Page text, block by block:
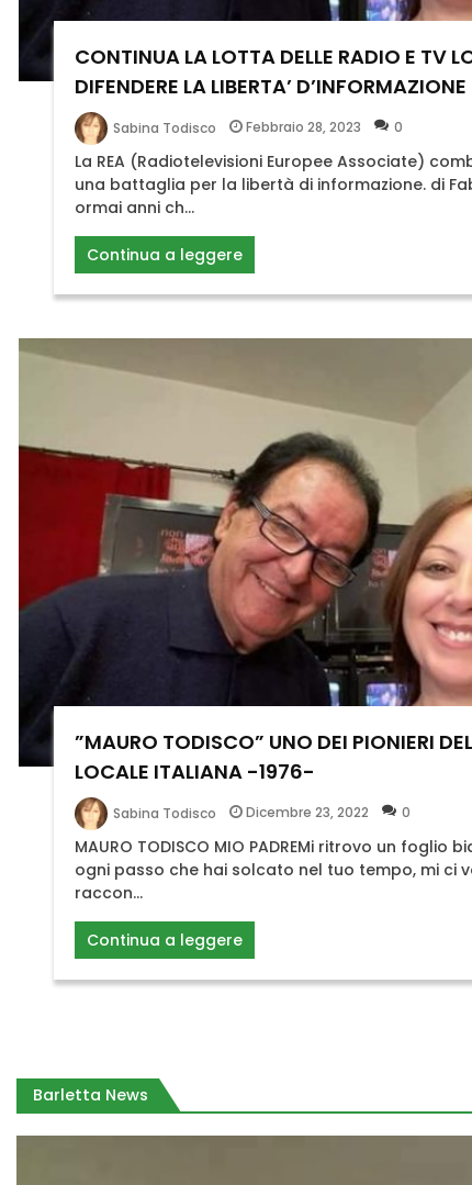
CONTINUA LA LOTTA DELLE RADIO E TV
DIFENDERE LA LIBERTA’ D’INFORMAZIONE
Sabina Todisco Febbraio 28, 2023 0
La REA (Radiotelevisioni Europee Associate)
una battaglia per la libertà di informazione. di
ormai anni ch...
Continua a leggere
”MAURO TODISCO” UNO DEI PIONIERI
LOCALE ITALIANA -1976-
Sabina Todisco Dicembre 23, 2022 0
MAURO TODISCO MIO PADREMi ritrovo un foglio
ogni passo che hai solcato nel tuo tempo, mi ci
raccon...
Continua a leggere
Barletta News